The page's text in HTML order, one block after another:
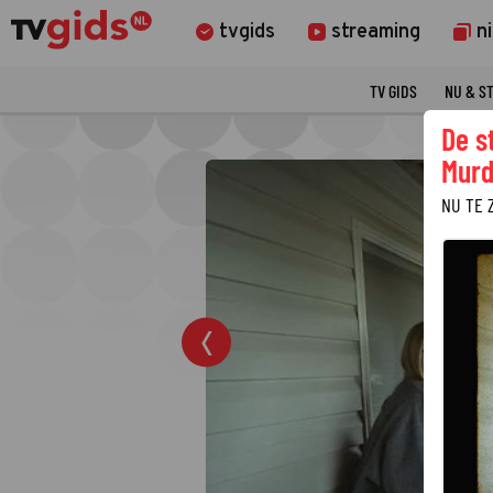
tvgids streaming
TV GIDS NU &
De
NU TE